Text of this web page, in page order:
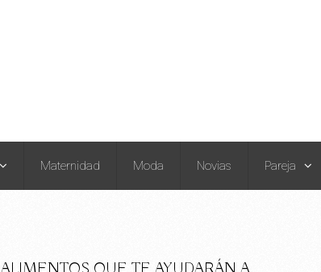
Maternidad Moda Novias Pareja